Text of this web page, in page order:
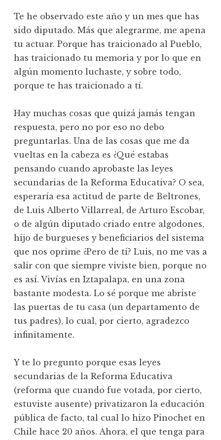
Te he observado este año y un mes que has
sido diputado. Más que alegrarme, me apena
tu actuar. Porque has traicionado al Pueblo,
has traicionado tu memoria y por lo que en
algún momento luchaste, y sobre todo,
porque te has traicionado a tí.
Hay muchas cosas que quizá jamás tengan
respuesta, pero no por eso no debo
preguntarlas. Una de las cosas que me da
vueltas en la cabeza es ¿Qué estabas
pensando cuando aprobaste las leyes
secundarias de la Reforma Educativa? O sea,
esperaría esa actitud de parte de Beltrones,
de Luis Alberto Villarreal, de Arturo Escobar,
o de algún diputado criado entre algodones,
hijo de burgueses y beneficiarios del sistema
que nos oprime ¿Pero de tí? Luis, no me vas a
salir con que siempre viviste bien, porque no
es así. Vivías en Iztapalapa, en una zona
bastante modesta. Lo sé porque me abriste
las puertas de tu casa (un departamento de
tus padres), lo cual, por cierto, agradezco
infinitamente.
Y te lo pregunto porque esas leyes
secundarias de la Reforma Educativa
(reforma que cuando fue votada, por cierto,
estuviste ausente) privatizaron la educación
pública de facto, tal cual lo hizo Pinochet en
Chile hace 20 años. Ahora, el que tenga para